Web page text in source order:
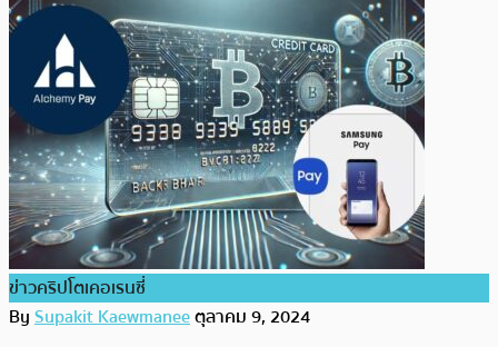
ข่าวคริปโตเคอเรนซี่
BySupakit Kaewmaneeตุลาคม 9, 2024